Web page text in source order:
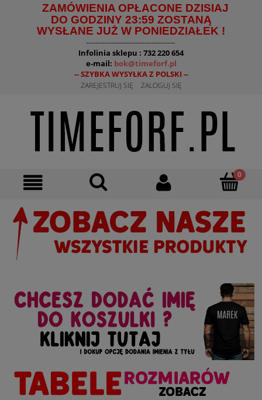
ZAMÓWIENIA OPŁACONE DZISIAJ
DO GODZINY 23:59 ZOSTANĄ
WYSŁANE JUŻ W PONIEDZIAŁEK !
--------------------------------------
Infolinia sklepu : 732 220 654
e-mail: bok@timeforf.pl
-- SZYBKA WYSYŁKA Z POLSKI --
ZAREJESTRUJ SIĘ ZALOGUJ SIĘ